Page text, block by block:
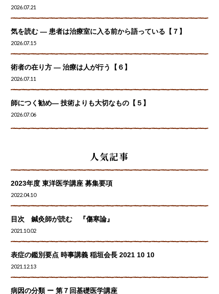
2026.07.21
気を読む ― 患者は治療室に入る前から語っている【７】
2026.07.15
術者の在り方 ― 治療は人が行う【６】
2026.07.11
師につく勧め― 技術よりも大切なもの【５】
2026.07.06
人気記事
2023年度 東洋医学講座 募集要項
2022.04.10
目次 鍼灸師が読む 『傷寒論』
2021.10.02
表症の鑑別要点 時事講義 稲垣会長 2021 10 10
2021.12.13
病因の分類 ー 第７回基礎医学講座